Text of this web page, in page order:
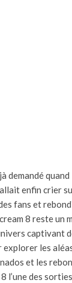
demandé
enfin crier
fans et
8 reste un
captivant
explorer les
et les
l’une des